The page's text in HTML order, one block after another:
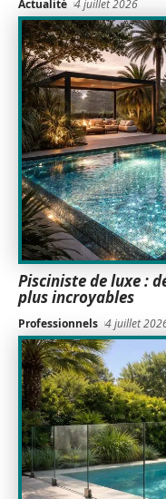
Actualité 4 juillet 2026
Pisciniste de luxe :
plus incroyables
Professionnels 4 juillet